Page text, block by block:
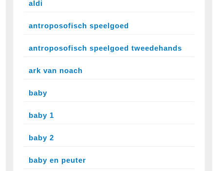
aldi
antroposofisch speelgoed
antroposofisch speelgoed tweedehands
ark van noach
baby
baby 1
baby 2
baby en peuter